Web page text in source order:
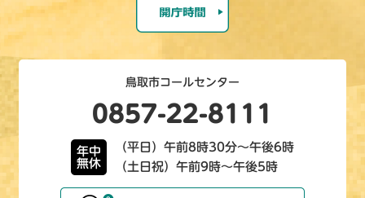
鳥取市コールセンター
0857-22-8111
年中
無休
（平日）午前8時30分～午後6時
（土日祝）午前9時～午後5時